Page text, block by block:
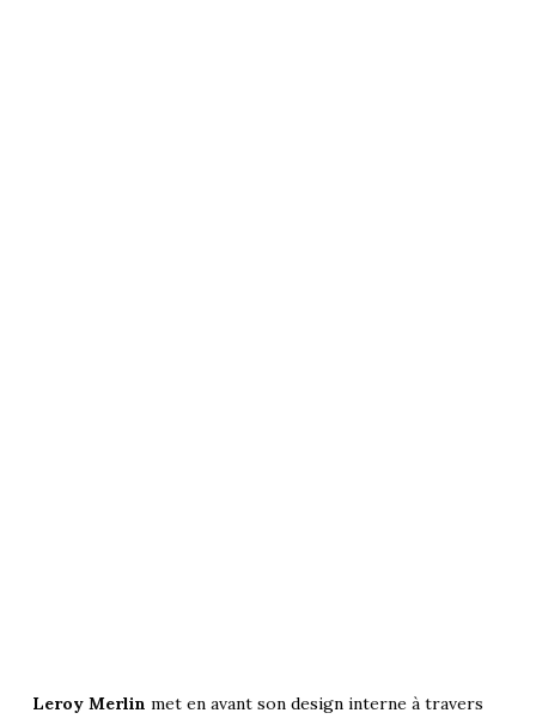
Leroy Merlin met en avant son designinterne à travers